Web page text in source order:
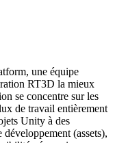
une équipe
RT3D la mieux
se concentre sur les
de travail entièrement
Unity à des
(assets),